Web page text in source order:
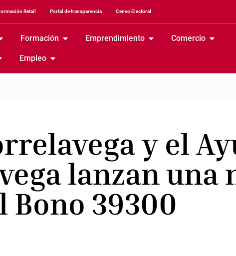
Retail Portal de transparencia Censo Electoral
Formación Emprendimiento Comercio
Empleo
y el
lanzan una
Bono 39300